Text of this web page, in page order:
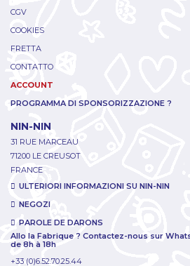
CGV
COOKIES
FRETTA
CONTATTO
ACCOUNT
PROGRAMMA DI SPONSORIZZAZIONE ?
NIN-NIN
31 RUE MARCEAU
71200 LE CREUSOT
FRANCE
ULTERIORI INFORMAZIONI SU NIN-NIN
NEGOZI
PAROLE DE DARONS
Allo la Fabrique ? Contactez-nous sur
de 8h à 18h
+33 (0)6.52.70.25.44